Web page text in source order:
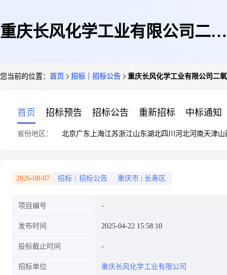
重庆长风化学工业有限公司二氧
您当前的位置： 首页 招标｜招标公告 重庆长风化学工业有限公司二
首页 招标预告 招标公告 重新招标 中标通知
省份地区： 北京广东 上海江苏浙江山东湖北四川 河北河南天津山
2026-08-07 招标｜招标公告 重庆市 长寿区
项目编号
发布时间 2025-04-22 15:58:10
投标截止时间
招标单位 重庆长风化学工业有限公司